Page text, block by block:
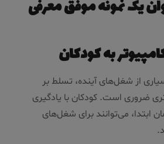
یک نمونه موفق معرفی
به کودکان
از شغل‌های آینده، تسلط بر
ضروری است. کودکان با یادگیری
ابتدا، می‌توانند برای شغل‌های